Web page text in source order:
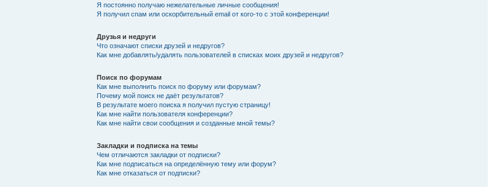
Я постоянно получаю нежелательные личные сообщения!
Я получил спам или оскорбительный email от кого-то с этой конференции!
Друзья и недруги
Что означают списки друзей и недругов?
Как мне добавлять/удалять пользователей в списках моих друзей и недругов?
Поиск по форумам
Как мне выполнить поиск по форуму или форумам?
Почему мой поиск не даёт результатов?
В результате моего поиска я получил пустую страницу!
Как мне найти пользователя конференции?
Как мне найти свои сообщения и созданные мной темы?
Закладки и подписка на темы
Чем отличаются закладки от подписки?
Как мне подписаться на определённую тему или форум?
Как мне отказаться от подписки?